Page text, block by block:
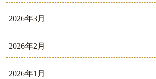
2026年3月
2026年2月
2026年1月